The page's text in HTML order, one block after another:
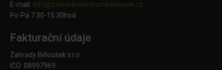
E-mail: info@zahradnicentrumbelousek.cz
Po-Pá 7:30-15:30hod
Fakturační údaje
Zahrady Běloušek s.r.o.
IČO: 08997969